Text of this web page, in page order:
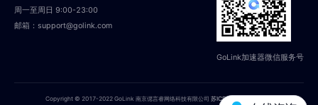
周一至周日 9:00-23:00
邮箱：support@golink.com
GoLink加速器微信服务号
Copyright © 2017-2022 GoLink 南京偲言睿网络科技有限公司苏ICP备18014251号-2